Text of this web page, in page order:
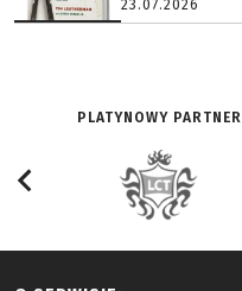
23.07.2026
PLATYNOWY PARTNER